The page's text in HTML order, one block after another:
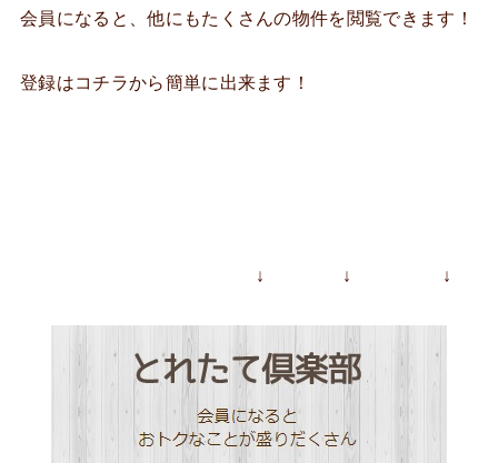
会員になると、他にもたくさんの物件を閲覧できます！
登録はコチラから簡単に出来ます！
↓ ↓ ↓